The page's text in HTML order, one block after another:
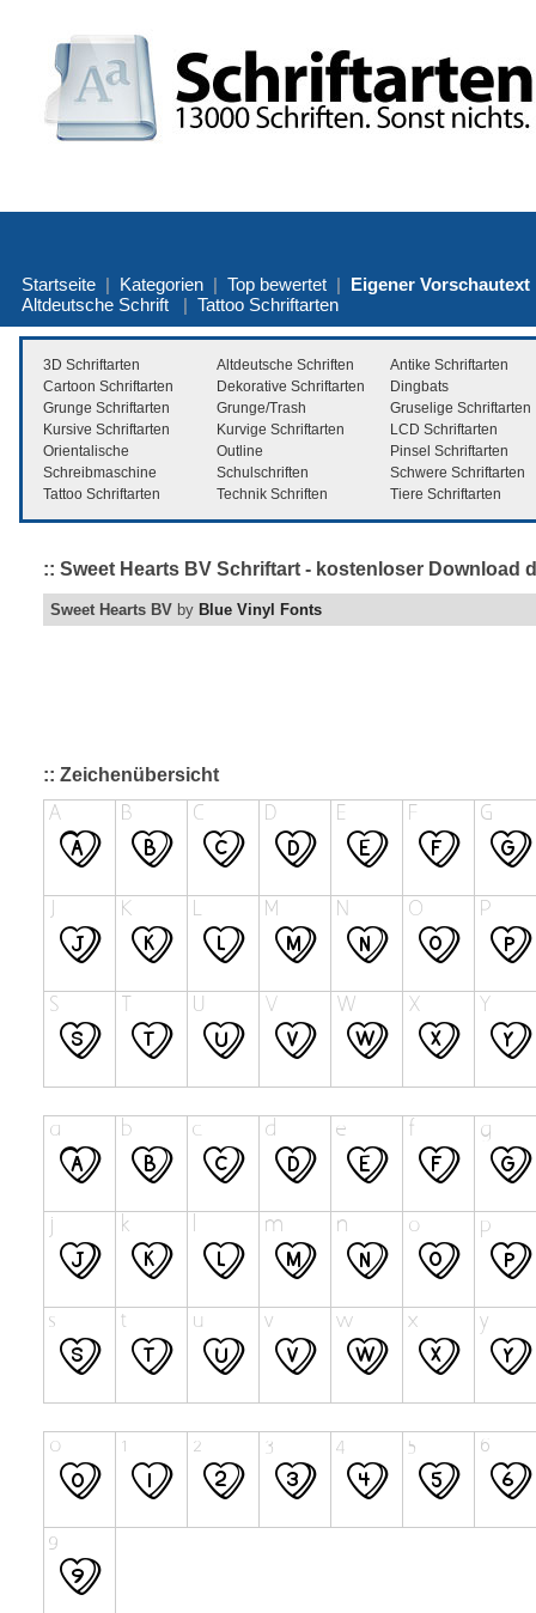
Startseite | Kategorien | Top bewertet | Eigener Vorschautext
Altdeutsche Schrift | Tattoo Schriftarten
3D Schriftarten Altdeutsche Schriften
Antike Schriftarten
Cartoon Schriftarten
Dekorative Schriftarten
Dingbats
Grunge Schriftarten
Grunge/Trash
Gruselige Schriftarten
Kursive Schriftarten
Kurvige Schriftarten
LCD Schriftarten
Orientalische
Outline
Pinsel Schriftarten
Schreibmaschine
Schulschriften
Schwere Schriftarten
Tattoo Schriftarten
Technik Schriften Tiere Schriftarten
:: Sweet Hearts BV Schriftart - kostenloser Download
Sweet Hearts BV by Blue Vinyl Fonts
:: Zeichenübersicht